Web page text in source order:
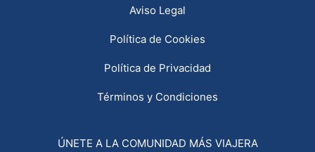
Aviso Legal
Política de Cookies
Política de Privacidad
Términos y Condiciones
ÚNETE A LA COMUNIDAD MÁS VIAJERA